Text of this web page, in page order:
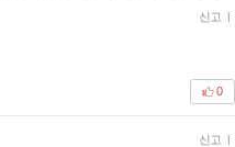
신고 |
0
신고 |